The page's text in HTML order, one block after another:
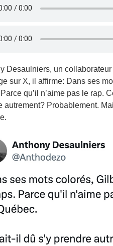
Desaulniers, un
sur X, il affirme: Dans ses
qu’il n’aime pas le rap.
autrement? Probablement.